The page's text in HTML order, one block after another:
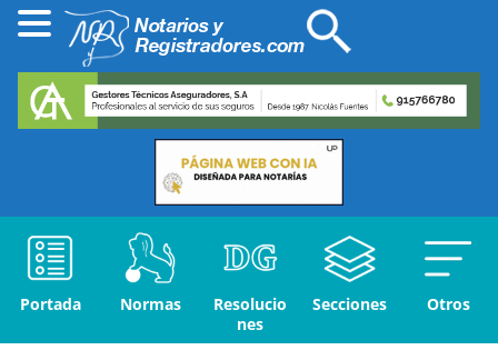
Portada Normas
Resolucio
nes
Secciones Otros